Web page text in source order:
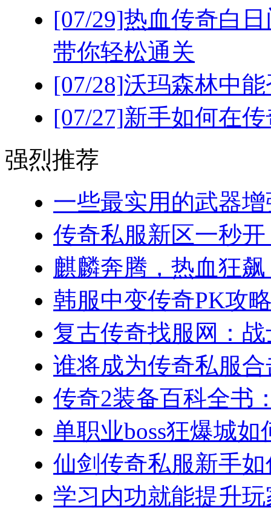
[07/29]热血传奇白
带你轻松通关
[07/28]沃玛森林中
[07/27]新手如何在
强烈推荐
一些最实用的武器
传奇私服新区一秒开
麒麟奔腾，热血狂
韩服中变传奇PK攻
复古传奇找服网：
谁将成为传奇私服
传奇2装备百科全书
单职业boss狂爆城
仙剑传奇私服新手
学习内功就能提升